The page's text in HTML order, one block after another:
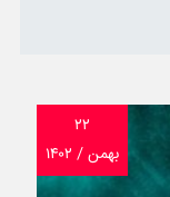
۲۲
بهمن / ۱۴۰۲